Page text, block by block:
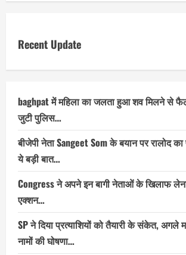
Recent Update
baghpat में महिला का जलता हुआ शव मिलने से
जुटी पुलिस…
बीजेपी नेता Sangeet Som के बयान पर रालोद
ये बड़ी बात…
Congress ने अपने इन बागी नेताओं के खिलाफ
एक्शन…
SP ने दिया प्रत्याशियों को तैयारी के संकेत, अगले
नामों की घोषणा…